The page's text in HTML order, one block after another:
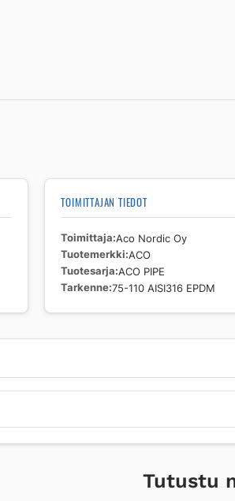
TOIMITTAJAN TIEDOT
Toimittaja Aco Nordic Oy
Tuotemerkki ACO
Tuotesarja ACO PIPE
Tarkenne 75-110 AISI316 EPDM
Tutustu